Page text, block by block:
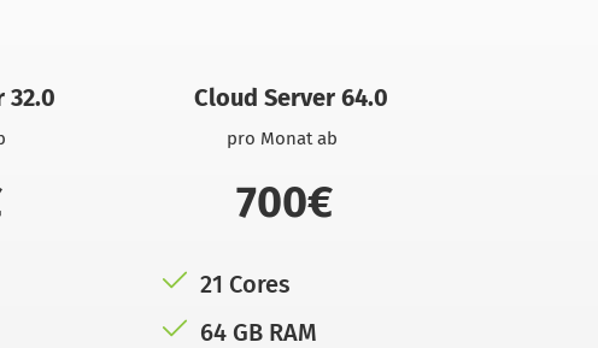
32.0 Cloud Server 64.0
pro Monat ab
700€
21 Cores
64 GB RAM